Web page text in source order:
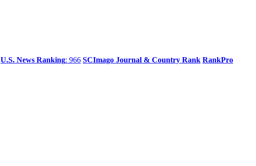
U.S. News Ranking: 966 SCImago Journal & Country Rank RankPro